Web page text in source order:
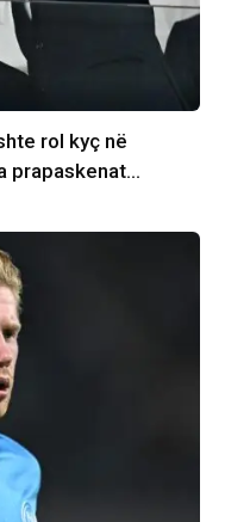
rol kyç në
prapaskenat…